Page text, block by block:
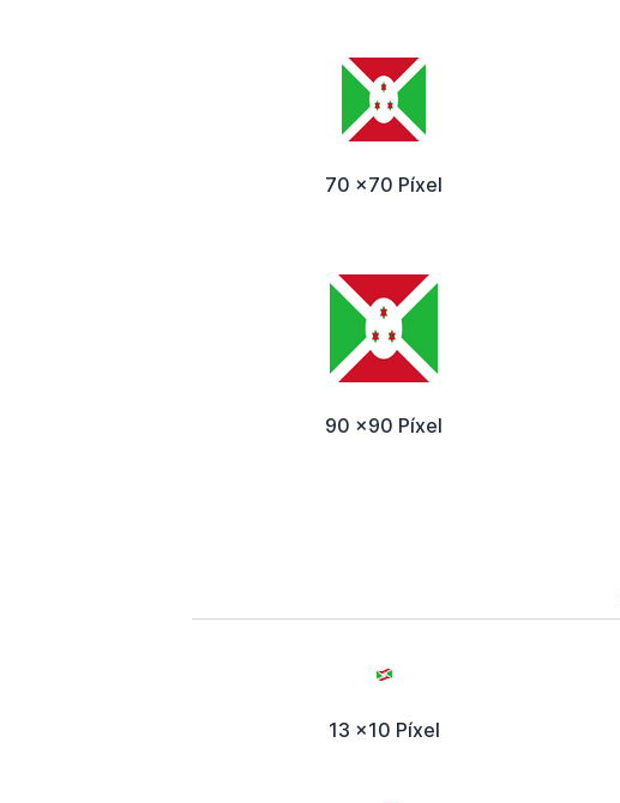
70 x70 Píxel
90 x90 Píxel
13 x10 Píxel